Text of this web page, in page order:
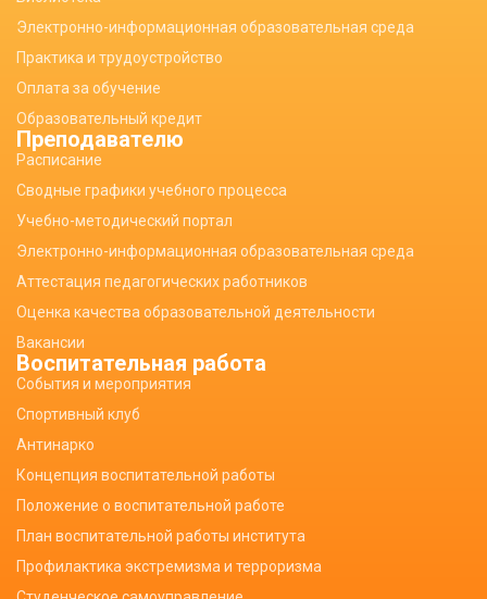
Электронно-информационная образовательная среда
Практика и трудоустройство
Оплата за обучение
Образовательный кредит
Преподавателю
Расписание
Сводные графики учебного процесса
Учебно-методический портал
Электронно-информационная образовательная среда
Аттестация педагогических работников
Оценка качества образовательной деятельности
Вакансии
Воспитательная работа
События и мероприятия
Спортивный клуб
Антинарко
Концепция воспитательной работы
Положение о воспитательной работе
План воспитательной работы института
Профилактика экстремизма и терроризма